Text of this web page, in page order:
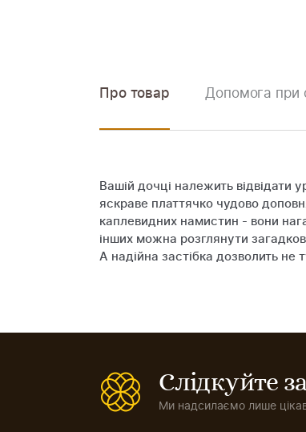
Про товар Допомога при
Вашій дочці належить відвідати
яскраве платтячко чудово
каплевидних намистин - вони
інших можна розглянути
А надійна застібка дозволить не
Слідкуйте
Ми надсилаємо лише